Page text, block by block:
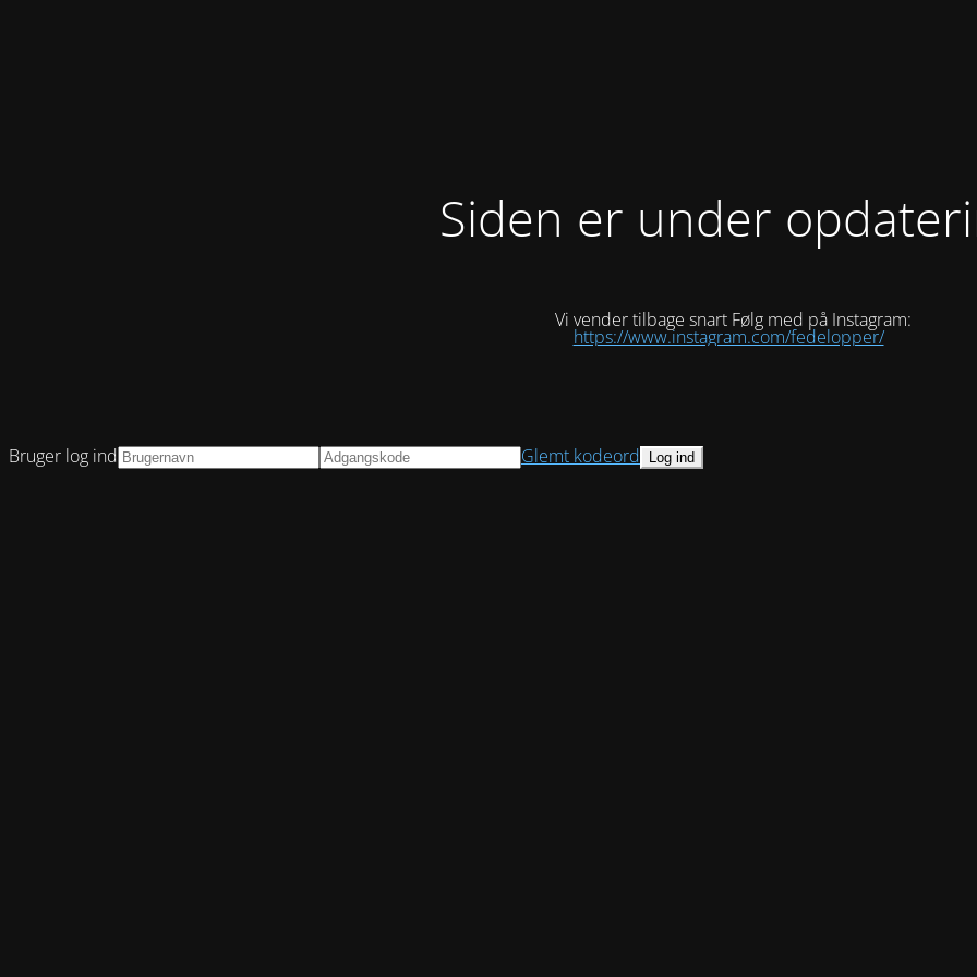
Siden er under
Vi vender tilbage snart Følg med på Instagram:
https://www.instagram.com/fedelopper/
Bruger log ind Glemt kodeord